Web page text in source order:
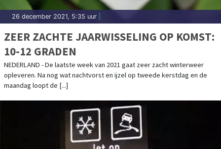
26 december 2021, 5:35 uur
ZEER ZACHTE JAARWISSELING OP KOMST:
10-12 GRADEN
NEDERLAND - De laatste week van 2021 gaat zeer zacht winterweer
opleveren. Na nog wat nachtvorst en ijzel op tweede kerstdag en de
maandag loopt de [...]